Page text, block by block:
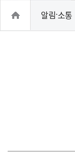
홈 알림·소통